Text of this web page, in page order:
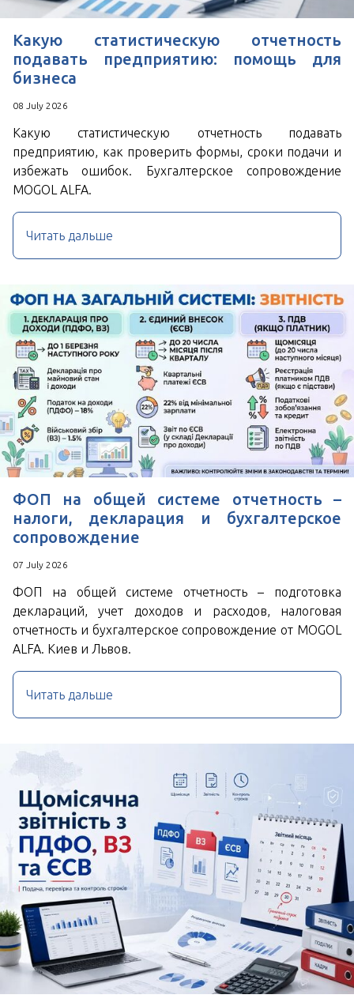
Какую статистическую отчетность
подавать предприятию: помощь для
бизнеса
08 July 2026
Какую статистическую отчетность подавать
предприятию, как проверить формы, сроки подачи и
избежать ошибок. Бухгалтерское сопровождение
MOGOL ALFA.
Читать дальше
ФОП на общей системе отчетность –
налоги, декларация и бухгалтерское
сопровождение
07 July 2026
ФОП на общей системе отчетность – подготовка
деклараций, учет доходов и расходов, налоговая
отчетность и бухгалтерское сопровождение от MOGOL
ALFA. Киев и Львов.
Читать дальше